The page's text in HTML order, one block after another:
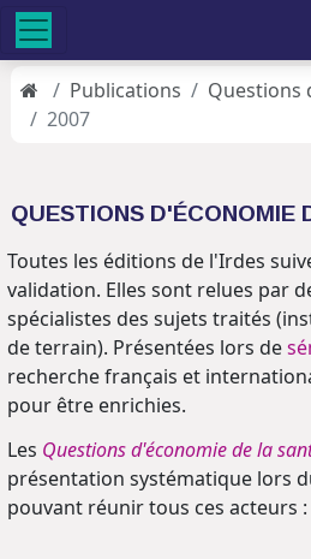
Publications
Questions
2007
QUESTIONS D'ÉCONOMIE
Toutes les éditions de l'Irdes
validation. Elles sont relues par
spécialistes des sujets traités
de terrain). Présentées lors de
recherche français et
pour être enrichies.
Les Questions d'économie de la
présentation systématique lors
pouvant réunir tous ces acteurs :